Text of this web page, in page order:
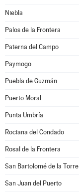
Niebla
Palos de la Frontera
Paterna del Campo
Paymogo
Puebla de Guzmán
Puerto Moral
Punta Umbría
Rociana del Condado
Rosal de la Frontera
San Bartolomé de la Torre
San Juan del Puerto